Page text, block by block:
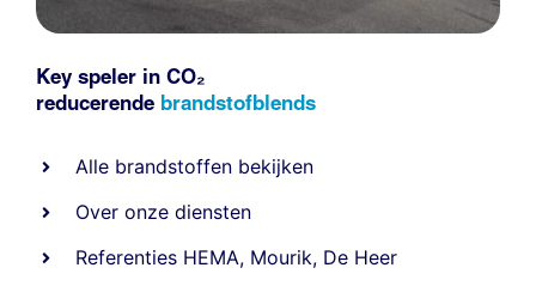
Key speler in CO₂
reducerende brandstofblends
Alle brandstoffen bekijken
Over onze diensten
Referenties HEMA, Mourik, De Heer